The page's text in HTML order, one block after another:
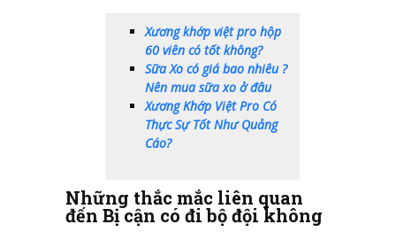
Xương khớp việt pro hộp
60 viên có tốt không?
Sữa Xo có giá bao nhiêu ?
Nên mua sữa xo ở đâu
Xương Khớp Việt Pro Có
Thực Sự Tốt Như Quảng
Cáo?
Những thắc mắc liên quan
đến Bị cận có đi bộ đội không